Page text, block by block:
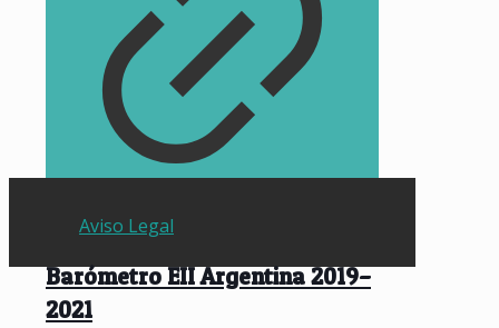
Barómetro EII Argentina 2019–
2021
Aviso Legal